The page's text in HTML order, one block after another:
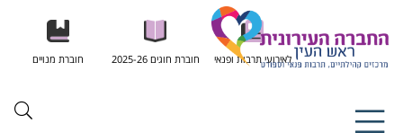
לאירועי תרבות ופנאי חוברת חוגים 2025-26 חוברת מנויים